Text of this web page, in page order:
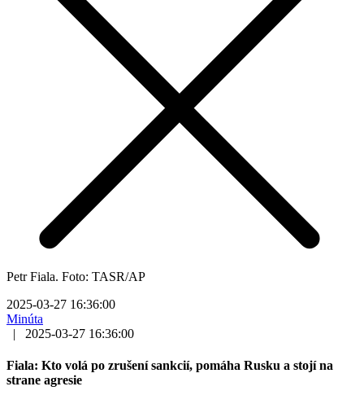
Petr Fiala. Foto: TASR/AP
2025-03-27 16:36:00
Minúta
|
2025-03-27 16:36:00
Fiala: Kto volá po zrušení sankcií, pomáha Rusku a stojí na
strane agresie